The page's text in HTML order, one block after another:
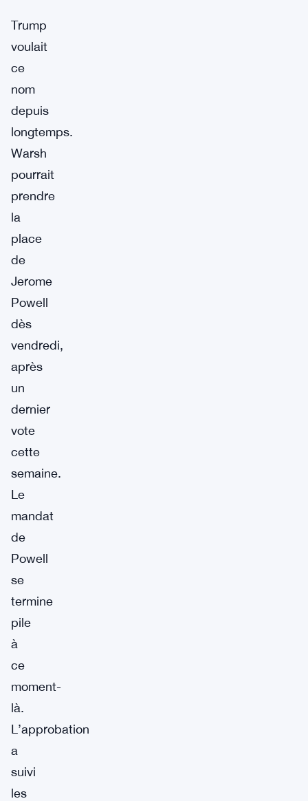
Trump
voulait
ce
nom
depuis
longtemps.
Warsh
pourrait
prendre
la
place
de
Jerome
Powell
dès
vendredi,
après
un
dernier
vote
cette
semaine.
Le
mandat
de
Powell
se
termine
pile
à
ce
moment-
là.
L’approbation
a
suivi
les